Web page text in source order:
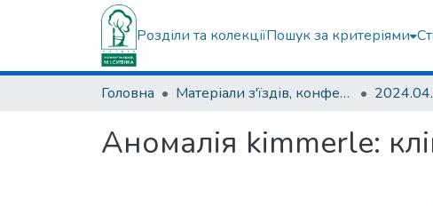
Розділи та колекціїПошук за критеріями
Головна Матеріали з'їздів, конференцій, симпозіумів та ін.
Аномалія kimmerle: